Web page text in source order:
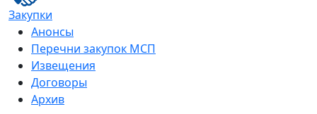
Закупки
Анонсы
Перечни закупок МСП
Извещения
Договоры
Архив